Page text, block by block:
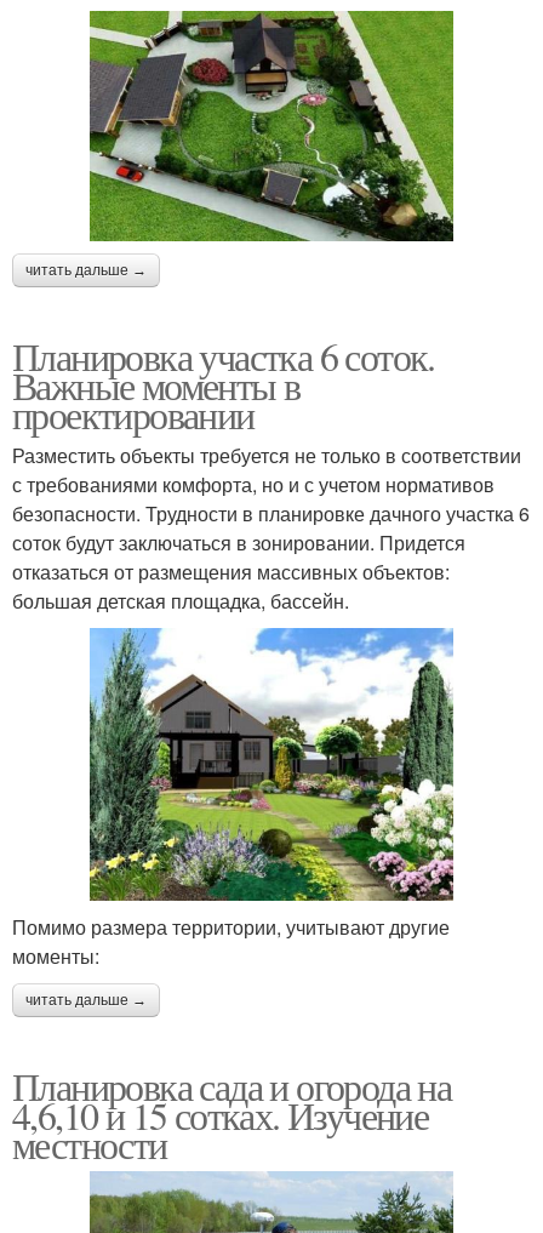
читать дальше →
Планировка участка 6 соток.
Важные моменты в
проектировании
Разместить объекты требуется не только в соответствии
с требованиями комфорта, но и с учетом нормативов
безопасности. Трудности в планировке дачного участка 6
соток будут заключаться в зонировании. Придется
отказаться от размещения массивных объектов:
большая детская площадка, бассейн.
Помимо размера территории, учитывают другие
моменты:
читать дальше →
Планировка сада и огорода на
4,6,10 и 15 сотках. Изучение
местности